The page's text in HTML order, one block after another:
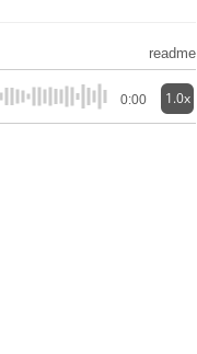
readme
0:00 1.0x